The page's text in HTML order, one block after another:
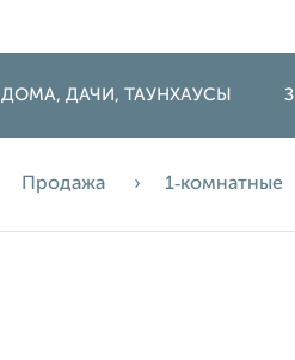
ДОМА, ДАЧИ, ТАУНХАУСЫ
Продажа 1‑комнатные